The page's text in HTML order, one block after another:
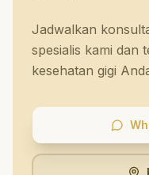
Jadwalkan
spesialis kami dan
kesehatan gigi